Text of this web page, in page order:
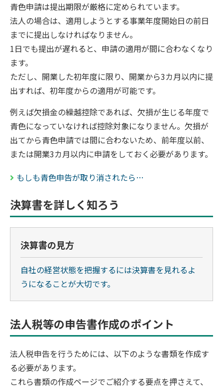
青色申請は提出期限が厳格に定められています。
法人の場合は、適用しようとする事業年度開始日の前日
までに提出しなければなりません。
1日でも提出が遅れると、申請の適用が間に合わなくなり
ます。
ただし、開業した初年度に限り、開業から3カ月以内に提
出すれば、初年度からの適用が可能です。
例えば欠損金の繰越控除であれば、欠損が生じる年度で
青色になっていなければ控除対象になりません。欠損が
出てから青色申請では間に合わないため、前年度以前、
または開業3カ月以内に申請をしておく必要があります。
もしも青色申告が取り消されたら…
決算書を詳しく知ろう
決算書の見方
自社の経営状態を把握するには決算書を見れるよ
うになることが大切です。
法人税等の申告書作成のポイント
法人税申告を行うためには、以下のような書類を作成す
る必要があります。
これら書類の作成ページでご紹介する要点を押さえて、